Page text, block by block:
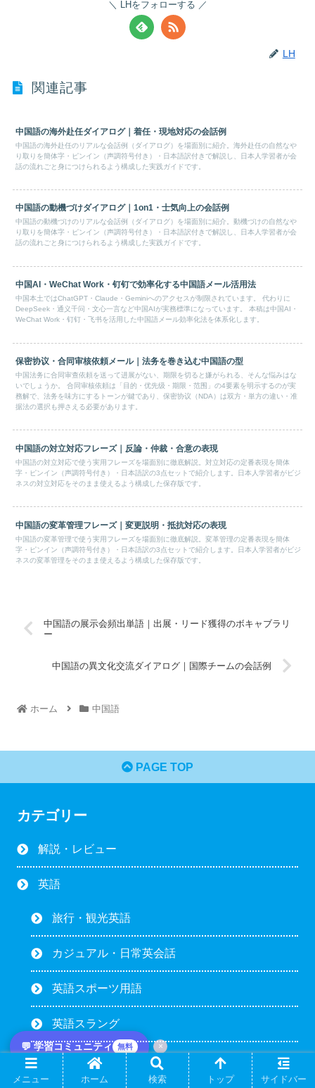
💬 学習コミュニティ 無料 ×
LHをフォローする
LH
関連記事
中国語の海外赴任ダイアログ｜着任・現地対応の会話例
中国語の海外赴任のリアルな会話例（ダイアログ）を場面別に紹介。海外赴任の自然なや
り取りを簡体字・ピンイン（声調符号付き）・日本語訳付きで解説し、日本人学習者が会
話の流れごと身につけられるよう構成した実践ガイドです。
中国語の動機づけダイアログ｜1on1・士気向上の会話例
中国語の動機づけのリアルな会話例（ダイアログ）を場面別に紹介。動機づけの自然なや
り取りを簡体字・ピンイン（声調符号付き）・日本語訳付きで解説し、日本人学習者が会
話の流れごと身につけられるよう構成した実践ガイドです。
中国AI・WeChat Work・钉钉で効率化する中国語メール活用法
中国本土ではChatGPT・Claude・Geminiへのアクセスが制限されています。 代わりに
DeepSeek・通义千问・文心一言など中国AIが実務標準になっています。 本稿は中国AI・
WeChat Work・钉钉・飞书を活用した中国語メール効率化法を体系化します。
保密协议・合同审核依頼メール｜法务を巻き込む中国語の型
中国法务に合同审查依頼を送って进展がない、期限を切ると嫌がられる、そんな悩みはな
いでしょうか。 合同审核依頼は「目的・优先级・期限・范围」の4要素を明示するのが実
務解で、法务を味方にするトーンが鍵であり、保密协议（NDA）は双方・単方の違い・准
据法の選択も押さえる必要があります。
中国語の対立対応フレーズ｜反論・仲裁・合意の表現
中国語の対立対応で使う実用フレーズを場面別に徹底解説。対立対応の定番表現を簡体
字・ピンイン（声調符号付き）・日本語訳の3点セットで紹介します。日本人学習者がビジ
ネスの対立対応をそのまま使えるよう構成した保存版です。
中国語の変革管理フレーズ｜変更説明・抵抗対応の表現
中国語の変革管理で使う実用フレーズを場面別に徹底解説。変革管理の定番表現を簡体
字・ピンイン（声調符号付き）・日本語訳の3点セットで紹介します。日本人学習者がビジ
ネスの変革管理をそのまま使えるよう構成した保存版です。
中国語の展示会頻出単語｜出展・リード獲得のボキャブラリ
ー
中国語の異文化交流ダイアログ｜国際チームの会話例
ホーム 中国語
PAGE TOP
カテゴリー
解説・レビュー
英語
旅行・観光英語
カジュアル・日常英会話
英語スポーツ用語
英語スラング
オンライン英会話
メニュー ホーム 検索 トップ サイドバー